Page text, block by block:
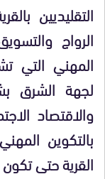
التقليديين
الرواج
المهني التي
لجهة الشرق
والاقتصاد
بالتكوين
القرية حتى تكون